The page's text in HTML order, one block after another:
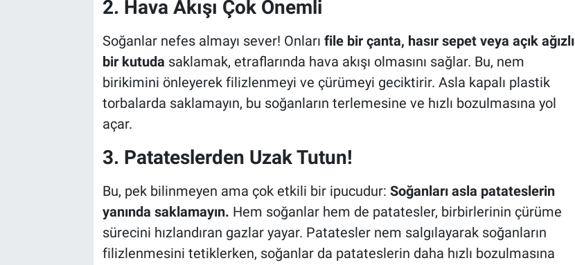
2. Hava Akışı Çok Önemli
Soğanlar nefes almayı sever! Onları file bir çanta, hasır sepet veya açık ağızlı
bir kutuda saklamak, etraflarında hava akışı olmasını sağlar. Bu, nem
birikimini önleyerek filizlenmeyi ve çürümeyi geciktirir. Asla kapalı plastik
torbalarda saklamayın, bu soğanların terlemesine ve hızlı bozulmasına yol
açar.
3. Patateslerden Uzak Tutun!
Bu, pek bilinmeyen ama çok etkili bir ipucudur: Soğanları asla patateslerin
yanında saklamayın. Hem soğanlar hem de patatesler, birbirlerinin çürüme
sürecini hızlandıran gazlar yayar. Patatesler nem salgılayarak soğanların
filizlenmesini tetiklerken, soğanlar da patateslerin daha hızlı bozulmasına